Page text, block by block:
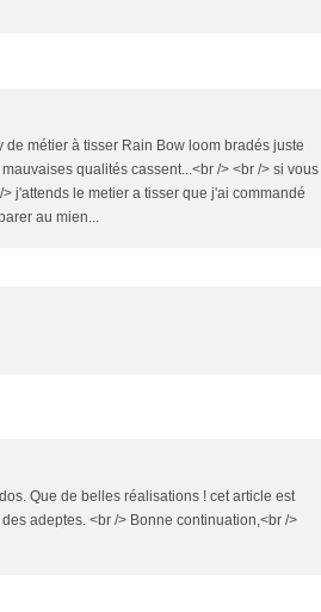
métier à tisser Rain Bow loom bradés juste
qualités cassent...<br /> <br /> si vous
j'attends le metier a tisser que j'ai commandé
au mien...
Que de belles réalisations ! cet article est
adeptes. <br /> Bonne continuation,<br />